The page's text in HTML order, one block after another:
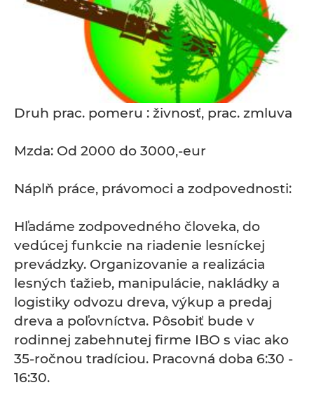
Druh prac. pomeru : živnosť, prac. zmluva
Mzda: Od 2000 do 3000,-eur
Náplň práce, právomoci a zodpovednosti:
Hľadáme zodpovedného človeka, do
vedúcej funkcie na riadenie lesníckej
prevádzky. Organizovanie a realizácia
lesných ťažieb, manipulácie, nakládky a
logistiky odvozu dreva, výkup a predaj
dreva a poľovníctva. Pôsobiť bude v
rodinnej zabehnutej firme IBO s viac ako
35-ročnou tradíciou. Pracovná doba 6:30 -
16:30.